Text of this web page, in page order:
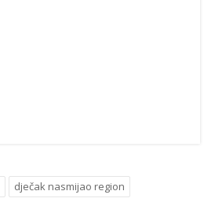
dječak nasmijao region